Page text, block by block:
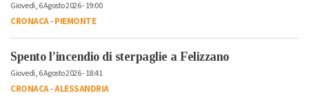
Giovedì, 6 Agosto 2026 - 19:00
CRONACA-PIEMONTE
Spento l’incendio di sterpaglie a Felizzano
Giovedì, 6 Agosto 2026 - 18:41
CRONACA-ALESSANDRIA